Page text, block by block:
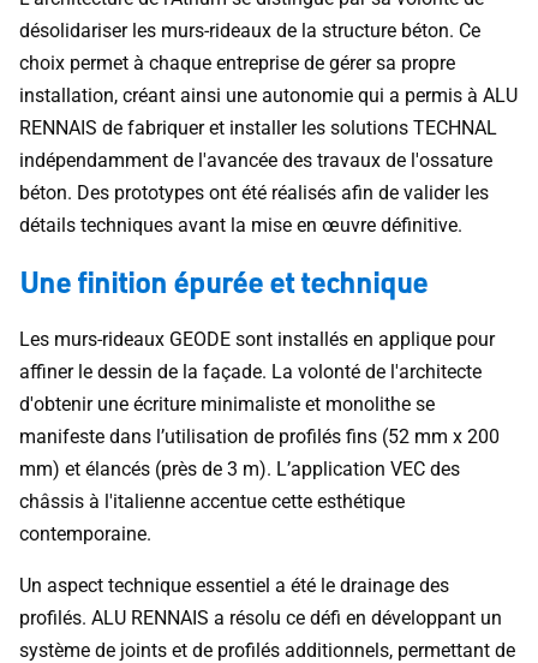
désolidariser les murs-rideaux de la structure béton. Ce
choix permet à chaque entreprise de gérer sa propre
installation, créant ainsi une autonomie qui a permis à ALU
RENNAIS de fabriquer et installer les solutions TECHNAL
indépendamment de l'avancée des travaux de l'ossature
béton. Des prototypes ont été réalisés afin de valider les
détails techniques avant la mise en œuvre définitive.
Une finition épurée et technique
Les murs-rideaux GEODE sont installés en applique pour
affiner le dessin de la façade. La volonté de l'architecte
d'obtenir une écriture minimaliste et monolithe se
manifeste dans l’utilisation de profilés fins (52 mm x 200
mm) et élancés (près de 3 m). L’application VEC des
châssis à l'italienne accentue cette esthétique
contemporaine.
Un aspect technique essentiel a été le drainage des
profilés. ALU RENNAIS a résolu ce défi en développant un
système de joints et de profilés additionnels, permettant de